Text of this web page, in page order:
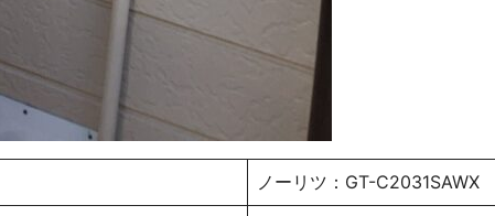
ノーリツ：GT-C2031SAWX